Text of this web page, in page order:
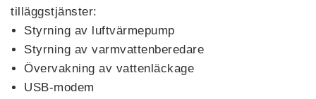
tilläggstjänster:
Styrning av luftvärmepump
Styrning av varmvattenberedare
Övervakning av vattenläckage
USB-modem